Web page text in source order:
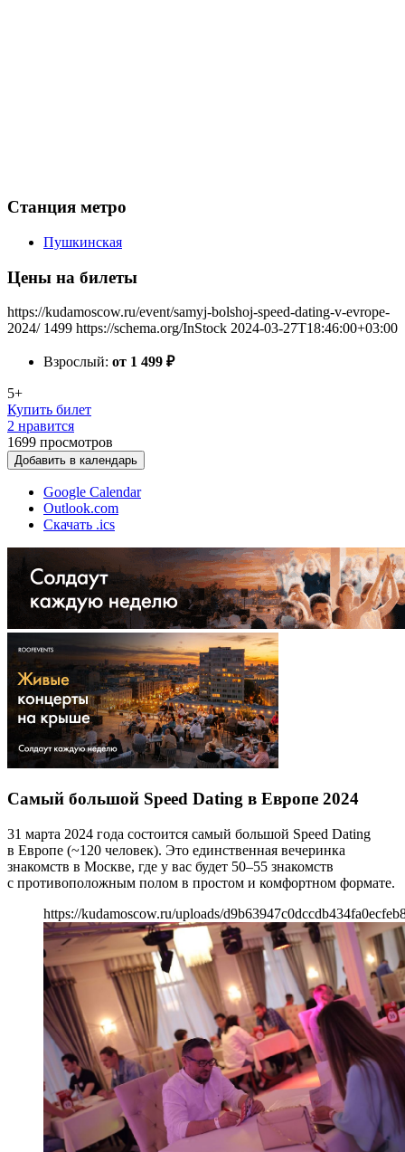
Станция метро
Пушкинская
Цены на билеты
https://kudamoscow.ru/event/samyj-bolshoj-speed-dating-v-evrope-
2024/ 1499 https://schema.org/InStock 2024-03-27T18:46:00+03:00
Взрослый: от 1 499 ₽
5+
Купить билет
2 нравится
1699 просмотров
Добавить в календарь
Google Calendar
Outlook.com
Скачать .ics
Самый большой Speed Dating в Европе 2024
31 марта 2024 года состоится самый большой Speed Dating
в Европе (~120 человек). Это единственная вечеринка
знакомств в Москве, где у вас будет 50–55 знакомств
с противоположным полом в простом и комфортном формате.
https://kudamoscow.ru/uploads/